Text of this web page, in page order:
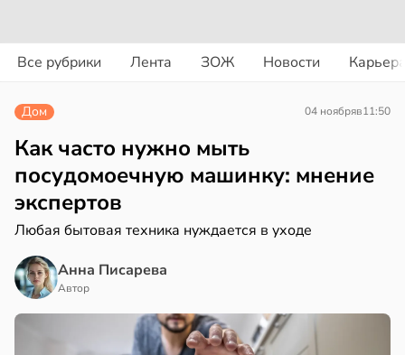
Все рубрики Лента ЗОЖ Новости
в19:49
Дом 04 ноябряв11:50
Как часто нужно мыть
посудомоечную машинку: мнение
экспертов
Любая бытовая техника нуждается в уходе
Анна Писарева
Автор
в 19:27